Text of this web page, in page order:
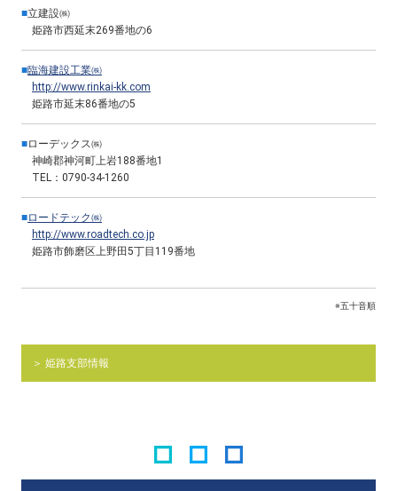
■立建設㈱
姫路市西延末269番地の6
■臨海建設工業㈱
http://www.rinkai-kk.com
姫路市延末86番地の5
■ローデックス㈱
神崎郡神河町上岩188番地1
TEL：0790-34-1260
■ロードテック㈱
http://www.roadtech.co.jp
姫路市飾磨区上野田5丁目119番地
※五十音順
＞ 姫路支部情報